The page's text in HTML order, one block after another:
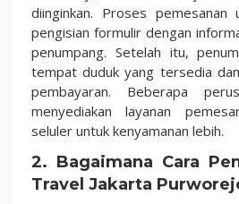
diinginkan. Proses pemesanan
pengisian formulir dengan
penumpang. Setelah itu,
tempat duduk yang tersedia
pembayaran. Beberapa
menyediakan layanan
seluler untuk kenyamanan lebih.
2. Bagaimana Cara
Travel Jakarta